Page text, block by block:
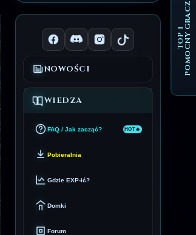
TOP 1POMOCNY GRACZ
NOWOŚCI
WIEDZA
FAQ / Jak zacząć?
Pobieralnia
Gdzie EXP-ić?
Domki
Forum